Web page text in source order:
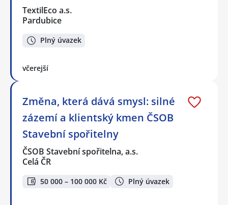
TextilEco a.s.
Pardubice
Plný úvazek
včerejší
Změna, která dává smysl: silné
zázemí a klientský kmen ČSOB
Stavební spořitelny
ČSOB Stavební spořitelna, a.s.
Celá ČR
50 000 – 100 000 Kč Plný úvazek